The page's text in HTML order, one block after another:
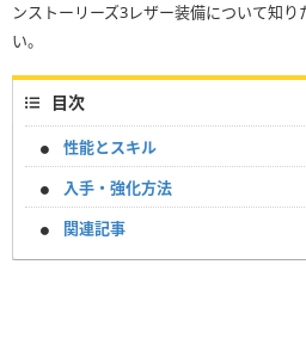
ンストーリーズ3レザー装備について知
い。
目次
性能とスキル
入手・強化方法
関連記事